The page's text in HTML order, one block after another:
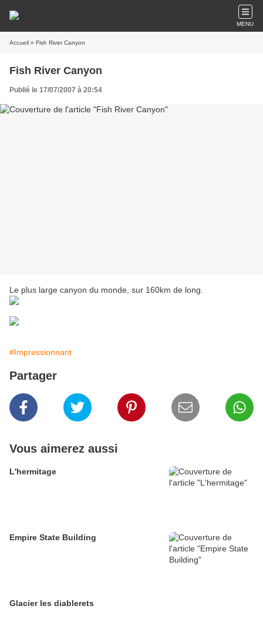
MENU
Accueil » Fish River Canyon
Fish River Canyon
Publié le 17/07/2007 à 20:54
Le plus large canyon du monde, sur 160km de long.
#Impressionnant
Partager
Vous aimerez aussi
L'hermitage
Empire State Building
Glacier les diablerets